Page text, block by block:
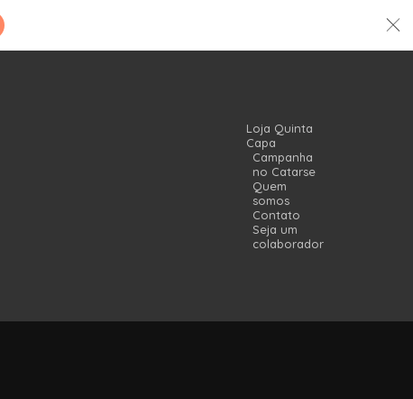
Loja Quinta
Capa
Campanha
no Catarse
Quem
somos
Contato
Seja um
colaborador